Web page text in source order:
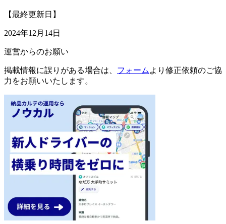
【最終更新日】
2024年12月14日
運営からのお願い
掲載情報に誤りがある場合は、 フォーム より修正依頼のご協
力をお願いいたします。